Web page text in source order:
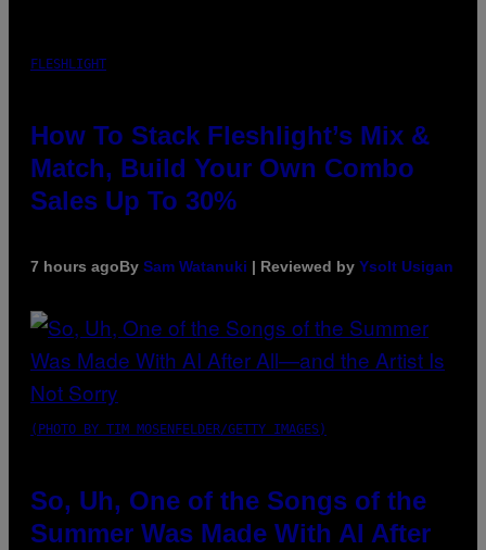
FLESHLIGHT
How To Stack Fleshlight’s Mix &
Match, Build Your Own Combo
Sales Up To 30%
7 hours agoBy Sam Watanuki | Reviewed by Ysolt Usigan
(PHOTO BY TIM MOSENFELDER/GETTY IMAGES)
So, Uh, One of the Songs of the
Summer Was Made With AI After